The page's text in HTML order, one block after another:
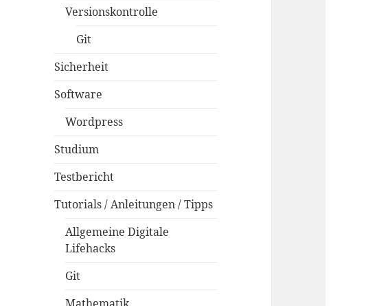
Versionskontrolle
Git
Sicherheit
Software
Wordpress
Studium
Testbericht
Tutorials / Anleitungen / Tipps
Allgemeine Digitale
Lifehacks
Git